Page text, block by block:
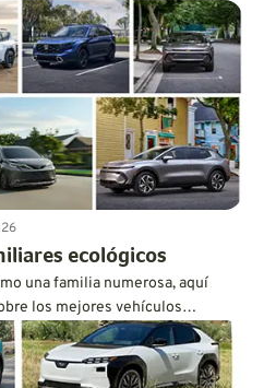
ecológicos
una familia numerosa, aquí
los mejores vehículos
los tamaños, escrita por una